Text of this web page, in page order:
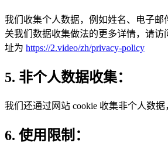
我们收集个人数据，例如姓名、电子邮
关我们数据收集做法的更多详情，请访
址为 https://2.video/zh/privacy-policy
5. 非个人数据收集：
我们还通过网站 cookie 收集非个人数据
6. 使用限制：